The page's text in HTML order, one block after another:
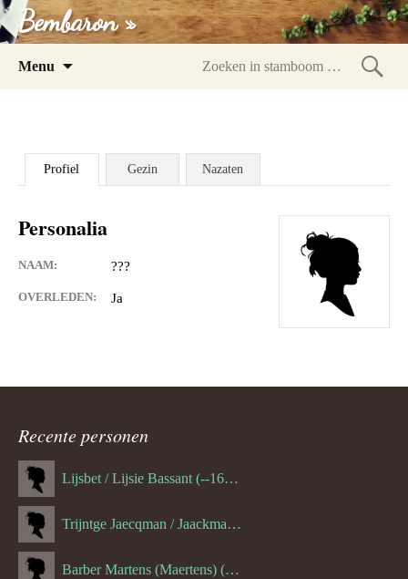
Bembaron »
Menu
Profiel Gezin Nazaten
Personalia
NAAM: ???
OVERLEDEN: Ja
Recente personen
Lijsbet / Lijsie Bassant (--1687)
Trijntge Jaecqman / Jaackman (--1651)
Barber Martens (Maertens) (--1658)